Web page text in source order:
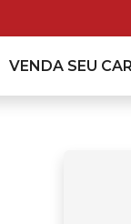
VENDA SEU